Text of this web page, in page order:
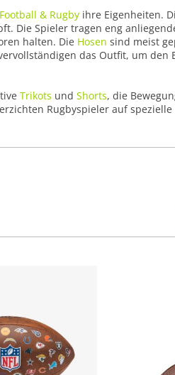
& Rugby ihre Eigenheiten.
Die Spieler tragen eng
halten. Die Hosen sind meist
das Outfit, um den
Trikots und Shorts, die
Rugbyspieler auf